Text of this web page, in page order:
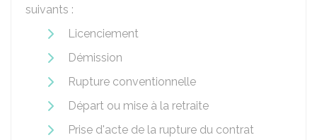
suivants :
Licenciement
Démission
Rupture conventionnelle
Départ ou mise à la retraite
Prise d'acte de la rupture du contrat